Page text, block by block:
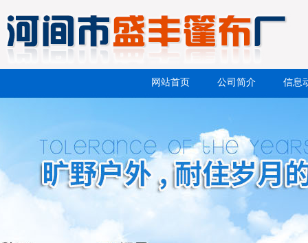
网站首页 公司简介 信息